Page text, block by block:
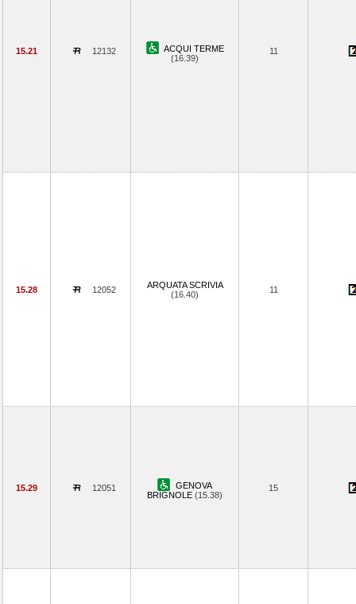
15.21 12132
ACQUI TERME
(16.39)
11
15.28 12052
ARQUATA SCRIVIA
(16.40)
11
15.29 12051
GENOVA
BRIGNOLE (15.38)
15